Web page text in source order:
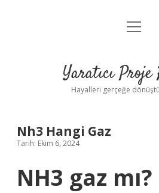
Anasayfa
Yasal Uyarı
menüyü
Yaratıcı Proje
Hayalleri gerçeğe
Nh3 Hangi Gaz
Tarih: Ekim 6, 2024
NH3 gaz mı?